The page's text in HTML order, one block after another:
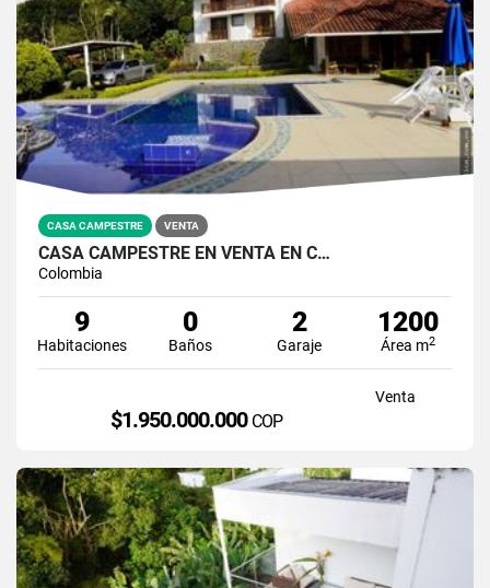
CASA CAMPESTRE VENTA
CASA CAMPESTRE EN VENTA EN C…
Colombia
9
Habitaciones
0
Baños
2
Garaje
1200
Área m2
Venta
$1.950.000.000 COP